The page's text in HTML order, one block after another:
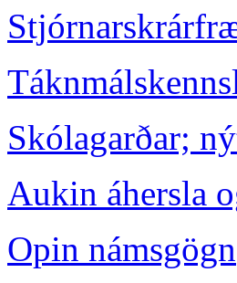
Skólagarðar;
Aukin áhersla
Opin námsgögn